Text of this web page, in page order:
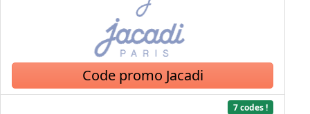
Code promo Jacadi
7 codes !